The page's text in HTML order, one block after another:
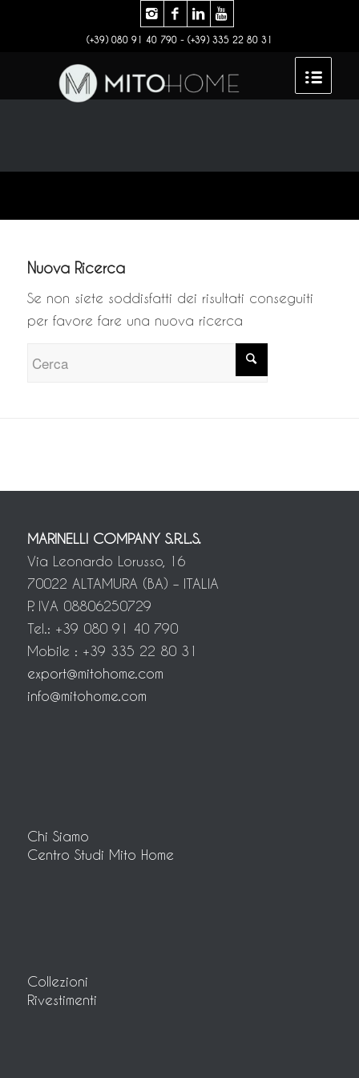
(+39) 080 91 40 790 - (+39) 335 22 80 31
Nuova Ricerca
Se non siete soddisfatti dei risultati conseguiti
per favore fare una nuova ricerca
MARINELLI COMPANY S.R.L.S.
Via Leonardo Lorusso, 16
70022 ALTAMURA (BA) – ITALIA
P. IVA 08806250729
Tel.: +39 080 91 40 790
Mobile : +39 335 22 80 31
export@mitohome.com
info@mitohome.com
Chi Siamo
Centro Studi Mito Home
Collezioni
Rivestimenti